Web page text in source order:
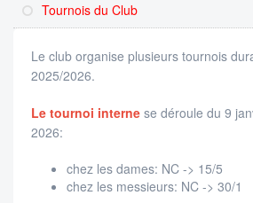
Tournois du Club
Le club organise plusieurs tournois
2025/2026.
Le tournoi interne se déroule du 9
2026:
chez les dames: NC -> 15/5
chez les messieurs: NC -> 30/1